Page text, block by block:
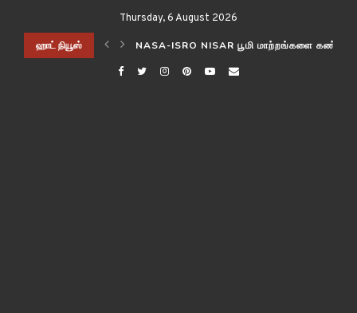
Thursday, 6 August 2026
ஹாட் நியூஸ்
விஞ்ஞானிகள்! NASA-ISRO NISAR பூமி மாற்றங்களை